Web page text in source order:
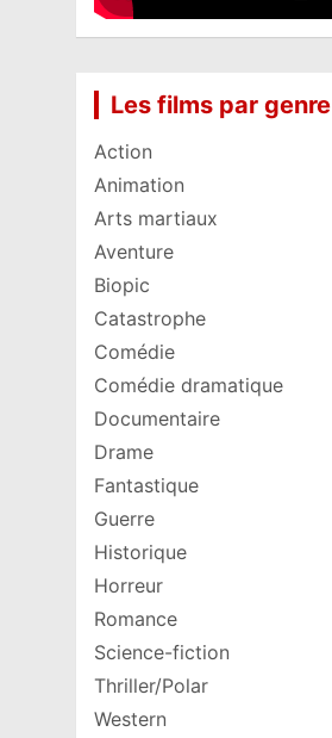
Les films par genre
Action
Animation
Arts martiaux
Aventure
Biopic
Catastrophe
Comédie
Comédie dramatique
Documentaire
Drame
Fantastique
Guerre
Historique
Horreur
Romance
Science-fiction
Thriller/Polar
Western